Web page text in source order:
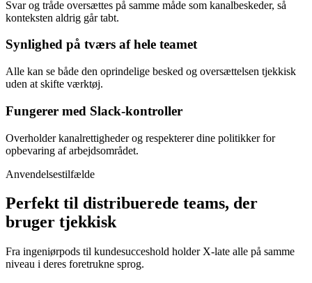
Svar og tråde oversættes på samme måde som kanalbeskeder, så
konteksten aldrig går tabt.
Synlighed på tværs af hele teamet
Alle kan se både den oprindelige besked og oversættelsen tjekkisk
uden at skifte værktøj.
Fungerer med Slack-kontroller
Overholder kanalrettigheder og respekterer dine politikker for
opbevaring af arbejdsområdet.
Anvendelsestilfælde
Perfekt til distribuerede teams, der
bruger tjekkisk
Fra ingeniørpods til kundesucceshold holder X-late alle på samme
niveau i deres foretrukne sprog.